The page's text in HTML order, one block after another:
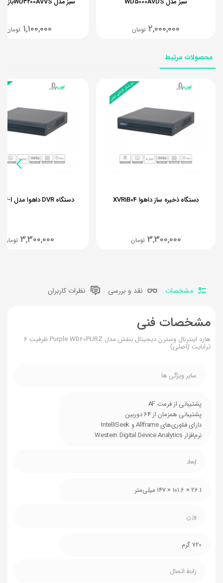
2,000,000 تومان 1,100,000 تومان
محصولات مرتبط
دستگاه ذخیره ساز داهوا XVR1B04
3,300,000 تومان
دستگاه DVR داهوا مدل XVR1B04-I
3,300,000 تومان
مشخصات نقد و بررسی نظرات کاربران
مشخصات فنی
هارد اینترنال وسترن دیجیتال بنفش مدل Purple WD60PURZ ظرفیت 6
ترابایت (اصلی)
سایر ویژگی ها
پشتیبانی از فرمت AF
پشتیبانی همزمان از 64 دوربین
دارای فناوری‌های Allframe و IntelliSeek
نرم‌افزار Western Digital Device Analytics
ابعاد
26.1 × 101.6 × 147 میلی‌متر
وزن
720 گرم
رابط اتصال